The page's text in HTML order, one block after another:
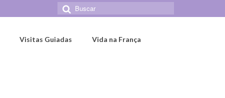
Buscar
por:
Visitas Guiadas Vida na França